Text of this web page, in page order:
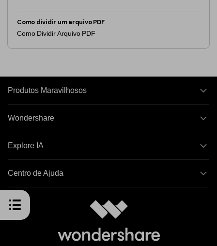
Como dividir um arquivo PDF
Como Dividir Arquivo PDF
Produtos Maravilhosos
Wondershare
Explore IA
Centro de Ajuda